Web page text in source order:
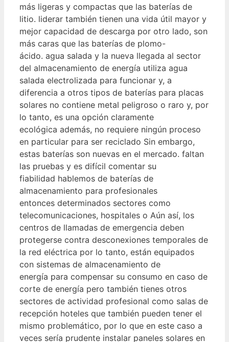
más ligeras y compactas que las baterías de
litio. liderar también tienen una vida útil mayor y
mejor capacidad de descarga por otro lado, son
más caras que las baterías de plomo-
ácido. agua salada y la nueva llegada al sector
del almacenamiento de energía utiliza agua
salada electrolizada para funcionar y, a
diferencia a otros tipos de baterías para placas
solares no contiene metal peligroso o raro y, por
lo tanto, es una opción claramente
ecológica además, no requiere ningún proceso
en particular para ser reciclado Sin embargo,
estas baterías son nuevas en el mercado. faltan
las pruebas y es difícil comentar su
fiabilidad hablemos de baterías de
almacenamiento para profesionales
entonces determinados sectores como
telecomunicaciones, hospitales o Aún así, los
centros de llamadas de emergencia deben
protegerse contra desconexiones temporales de
la red eléctrica por lo tanto, están equipados
con sistemas de almacenamiento de
energía para compensar su consumo en caso de
corte de energía pero también tienes otros
sectores de actividad profesional como salas de
recepción hoteles que también pueden tener el
mismo problemático, por lo que en este caso a
veces sería prudente instalar paneles solares en